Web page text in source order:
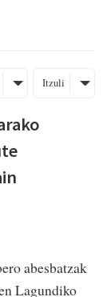
Itzuli
abesbatzak
Lagundiko